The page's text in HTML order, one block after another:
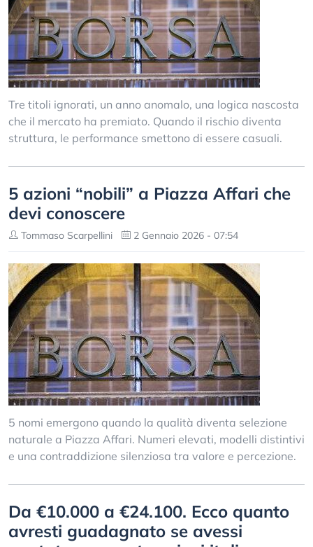
Tre titoli ignorati, un anno anomalo, una logica nascosta
che il mercato ha premiato. Quando il rischio diventa
struttura, le performance smettono di essere casuali.
5 azioni “nobili” a Piazza Affari che
devi conoscere
Tommaso Scarpellini 2 Gennaio 2026 - 07:54
5 nomi emergono quando la qualità diventa selezione
naturale a Piazza Affari. Numeri elevati, modelli distintivi
e una contraddizione silenziosa tra valore e percezione.
Da €10.000 a €24.100. Ecco quanto
avresti guadagnato se avessi